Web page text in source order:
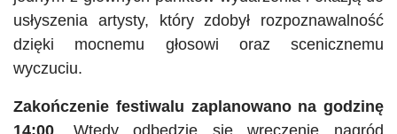
usłyszenia artysty, który zdobył rozpoznawalność
dzięki mocnemu głosowi oraz scenicznemu
wyczuciu.
Zakończenie festiwalu zaplanowano na godzinę
14:00. Wtedy odbędzie się wręczenie nagród